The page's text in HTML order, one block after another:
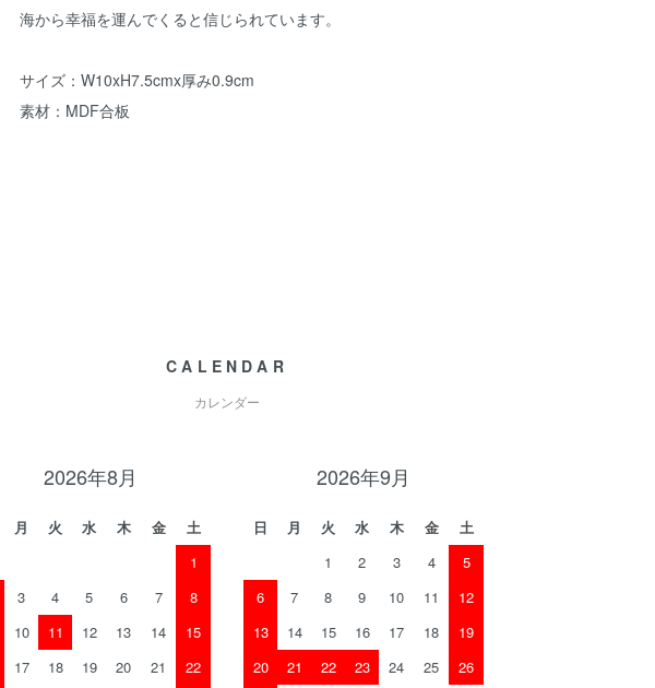
海から幸福を運んでくると信じられています。
サイズ：W10xH7.5cmx厚み0.9cm
素材：MDF合板
CALENDAR
カレンダー
2026年8月
月 火 水 木 金
土
1
3 4 5 6 7
8
10 11 12 13 14
15
17 18 19 20 21
22
2026年9月
日 月 火 水 木 金
土
1
2 3 4
5
6
7 8 9 10 11
12
13
14 15 16 17 18
19
20
21 22 23 24 25
26